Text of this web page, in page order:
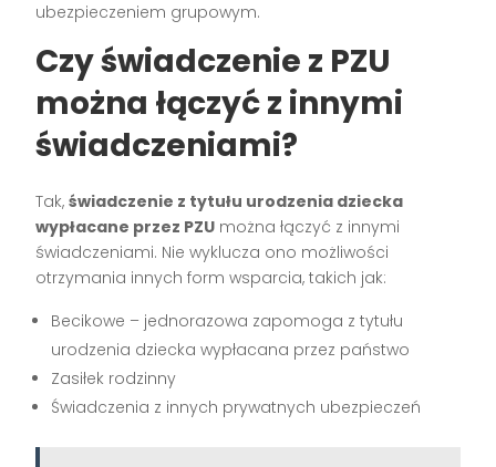
ubezpieczeniem grupowym.
Czy świadczenie z PZU
można łączyć z innymi
świadczeniami?
Tak,świadczenie z tytułu urodzenia dziecka
wypłacane przez PZU można łączyć z innymi
świadczeniami. Nie wyklucza ono możliwości
otrzymania innych form wsparcia, takich jak:
Becikowe – jednorazowa zapomoga z tytułu
urodzenia dziecka wypłacana przez państwo
Zasiłek rodzinny
Świadczenia z innych prywatnych ubezpieczeń